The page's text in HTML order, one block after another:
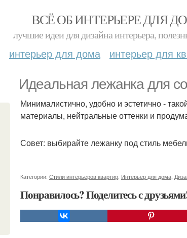
ВСЁ ОБ ИНТЕРЬЕРЕ ДЛЯ
лучшие идеи для дизайна интерьера,
интерьер для дома интерьер для
Идеальная лежанка для
Минималистично, удобно и эстетично -
материалы, нейтральные оттенки и
Совет: выбирайте лежанку под стиль
Категории: Стили интерьеров квартир Интерьер для дома
Понравилось? Поделитесь с